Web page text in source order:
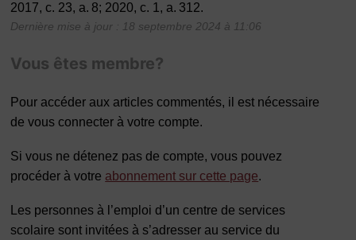
2017, c. 23, a. 8; 2020, c. 1, a. 312.
Dernière mise à jour : 18 septembre 2024 à 11:06
Vous êtes membre?
Pour accéder aux articles commentés, il est nécessaire
de vous connecter à votre compte.
Si vous ne détenez pas de compte, vous pouvez
procéder à votre abonnement sur cette page.
Les personnes à l’emploi d’un centre de services
scolaire sont invitées à s’adresser au service du